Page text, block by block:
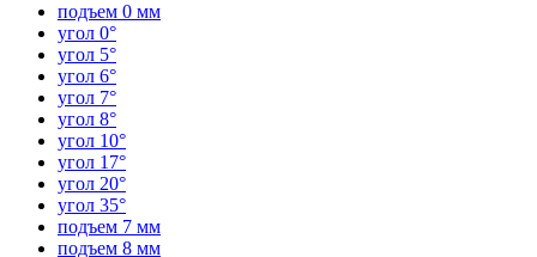
подъем 0 мм
угол 0°
угол 5°
угол 6°
угол 7°
угол 8°
угол 10°
угол 17°
угол 20°
угол 35°
подъем 7 мм
подъем 8 мм